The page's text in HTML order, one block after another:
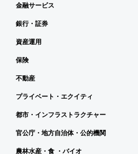
金融サービス
銀行・証券
資産運用
保険
不動産
プライベート・エクイティ
都市・インフラストラクチャー
官公庁・地方自治体・公的機関
農林水産・食 ・バイオ